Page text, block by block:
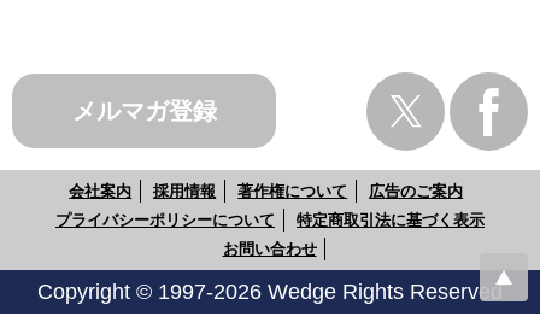
メルマガ登録
会社案内 採用情報 著作権について
広告のご案内
プライバシーポリシーについて
特定商取引法に基づく表示
お問い合わせ
Copyright © 1997-2026 Wedge Rights Reserved